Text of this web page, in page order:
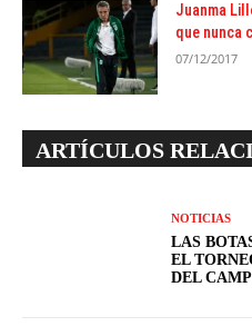
Juanma
que nunca
07/12/2017
ARTÍCULOS
NOTICIAS
LAS
EL
DEL